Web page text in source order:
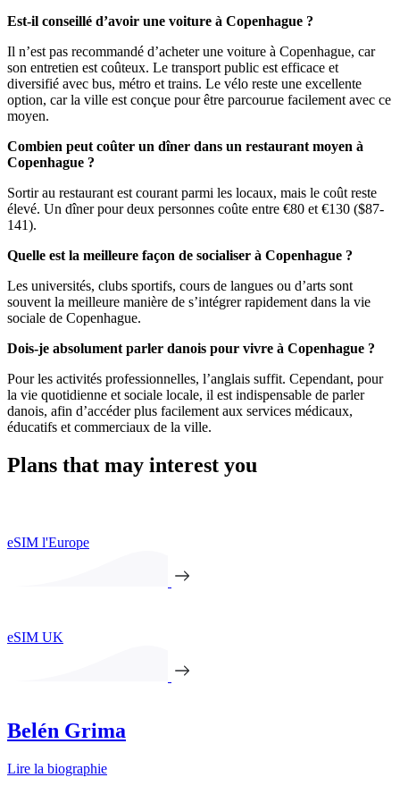
Est-il conseillé d’avoir une voiture à Copenhague ?
Il n’est pas recommandé d’acheter une voiture à Copenhague, car
son entretien est coûteux. Le transport public est efficace et
diversifié avec bus, métro et trains. Le vélo reste une excellente
option, car la ville est conçue pour être parcourue facilement avec ce
moyen.
Combien peut coûter un dîner dans un restaurant moyen à
Copenhague ?
Sortir au restaurant est courant parmi les locaux, mais le coût reste
élevé. Un dîner pour deux personnes coûte entre €80 et €130 ($87-
141).
Quelle est la meilleure façon de socialiser à Copenhague ?
Les universités, clubs sportifs, cours de langues ou d’arts sont
souvent la meilleure manière de s’intégrer rapidement dans la vie
sociale de Copenhague.
Dois-je absolument parler danois pour vivre à Copenhague ?
Pour les activités professionnelles, l’anglais suffit. Cependant, pour
la vie quotidienne et sociale locale, il est indispensable de parler
danois, afin d’accéder plus facilement aux services médicaux,
éducatifs et commerciaux de la ville.
Plans that may interest you
eSIM l'Europe
eSIM UK
Belén Grima
Lire la biographie